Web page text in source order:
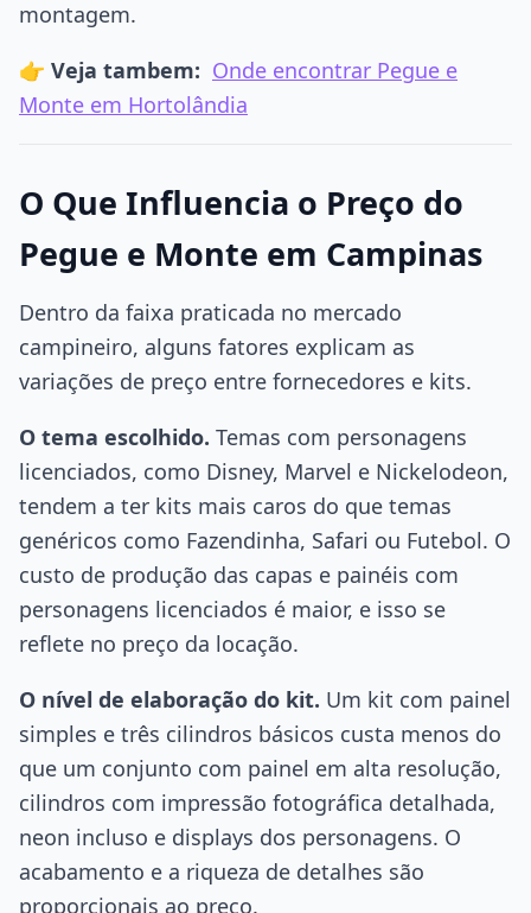
montagem.
👉 Veja tambem: Onde encontrar Pegue e
Monte em Hortolândia
O Que Influencia o Preço do
Pegue e Monte em Campinas
Dentro da faixa praticada no mercado
campineiro, alguns fatores explicam as
variações de preço entre fornecedores e kits.
O tema escolhido. Temas com personagens
licenciados, como Disney, Marvel e Nickelodeon,
tendem a ter kits mais caros do que temas
genéricos como Fazendinha, Safari ou Futebol. O
custo de produção das capas e painéis com
personagens licenciados é maior, e isso se
reflete no preço da locação.
O nível de elaboração do kit. Um kit com painel
simples e três cilindros básicos custa menos do
que um conjunto com painel em alta resolução,
cilindros com impressão fotográfica detalhada,
neon incluso e displays dos personagens. O
acabamento e a riqueza de detalhes são
proporcionais ao preço.